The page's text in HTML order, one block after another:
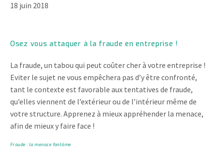
18 juin 2018
Osez vous attaquer à la fraude en entreprise !
La fraude, un tabou qui peut coûter cher à votre entreprise !
Eviter le sujet ne vous empêchera pas d’y être confronté,
tant le contexte est favorable aux tentatives de fraude,
qu’elles viennent de l’extérieur ou de l’intérieur même de
votre structure. Apprenez à mieux appréhender la menace,
afin de mieux y faire face !
Fraude : la menace fantôme